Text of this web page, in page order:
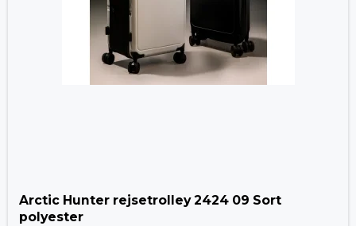
Arctic Hunter rejsetrolley 2424 09 Sort
polyester